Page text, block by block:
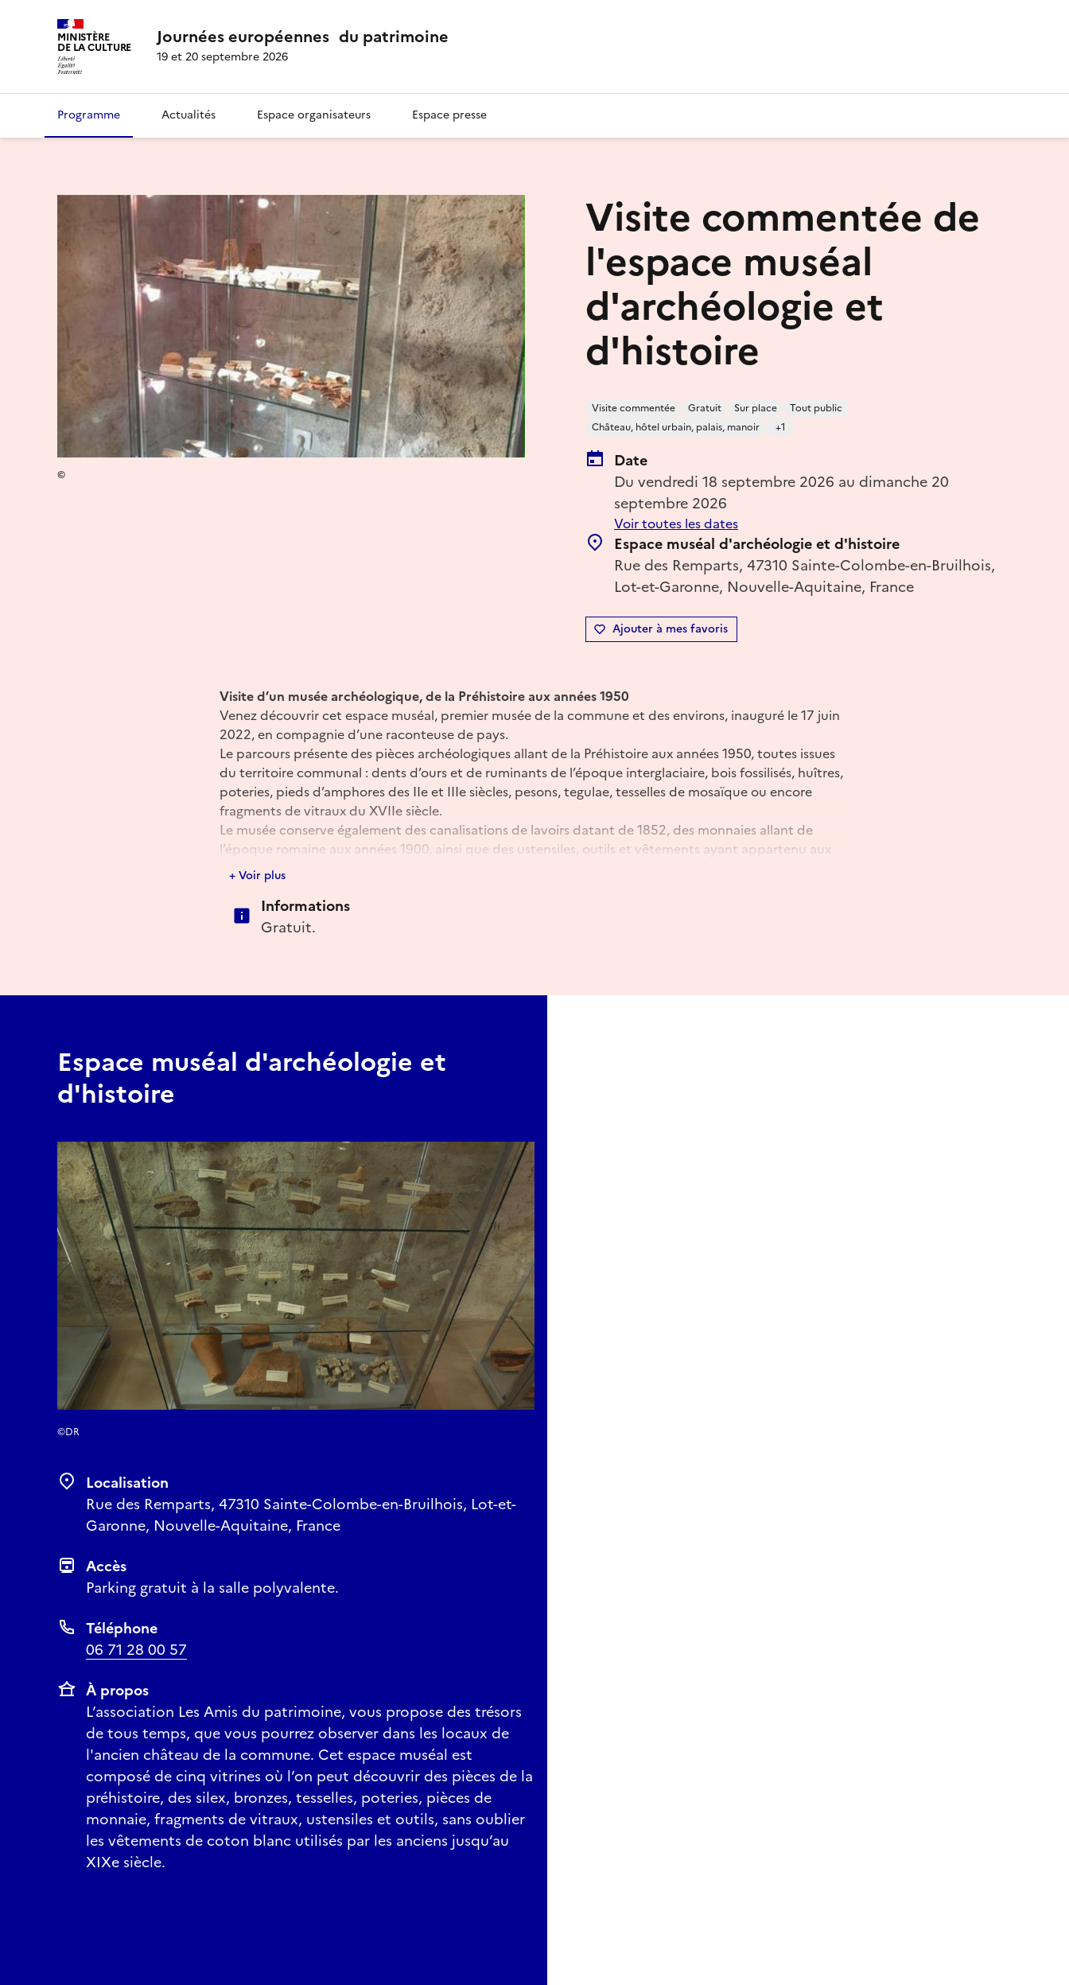
MINISTÈRE
DE LA CULTURE Journées européennes du patrimoine
19 et 20 septembre 2026
Programme Actualités Espace organisateurs Espace presse
Visite commentée de
l'espace muséal
d'archéologie et
d'histoire
Visite commentée Gratuit Sur place
Tout public
Château, hôtel urbain, palais, manoir
+1
Date
Du vendredi 18 septembre 2026 au dimanche 20
septembre 2026
Voir toutes les dates
Espace muséal d'archéologie et d'histoire
Rue des Remparts, 47310 Sainte-Colombe-en-Bruilhois,
Lot-et-Garonne, Nouvelle-Aquitaine, France
Ajouter à mes favoris
©
Visite d’un musée archéologique, de la Préhistoire aux années 1950
Venez découvrir cet espace muséal, premier musée de la commune et des environs, inauguré le 17 juin
2022, en compagnie d’une raconteuse de pays.
Le parcours présente des pièces archéologiques allant de la Préhistoire aux années 1950, toutes issues
du territoire communal : dents d’ours et de ruminants de l’époque interglaciaire, bois fossilisés, huîtres,
poteries, pieds d’amphores des IIe et IIIe siècles, pesons, tegulae, tesselles de mosaïque ou encore
fragments de vitraux du XVIIe siècle.
Le musée conserve également des canalisations de lavoirs datant de 1852, des monnaies allant de
l’époque romaine aux années 1900, ainsi que des ustensiles, outils et vêtements ayant appartenu aux
anciens habitants de la commune.
Une visite pour remonter le temps et découvrir l’histoire locale à travers les objets du quotidien comme
les vestiges archéologiques.
+ Voir plus
Informations
Gratuit.
Espace muséal d'archéologie et
d'histoire
©DR
Localisation
Rue des Remparts, 47310 Sainte-Colombe-en-Bruilhois, Lot-et-
Garonne, Nouvelle-Aquitaine, France
Accès
Parking gratuit à la salle polyvalente.
Téléphone
06 71 28 00 57
À propos
L’association Les Amis du patrimoine, vous propose des trésors
de tous temps, que vous pourrez observer dans les locaux de
l'ancien château de la commune. Cet espace muséal est
composé de cinq vitrines où l’on peut découvrir des pièces de la
préhistoire, des silex, bronzes, tesselles, poteries, pièces de
monnaie, fragments de vitraux, ustensiles et outils, sans oublier
les vêtements de coton blanc utilisés par les anciens jusqu’au
XIXe siècle.